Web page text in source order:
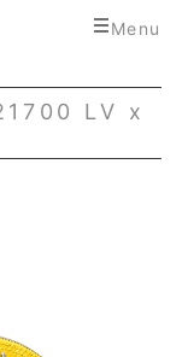
toggle
Menu
LV x